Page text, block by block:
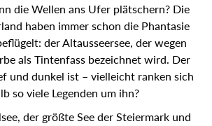
die Wellen ans Ufer plätschern? Die
haben immer schon die Phantasie
der Altausseersee, der wegen
als Tintenfass bezeichnet wird. Der
und dunkel ist – vielleicht ranken sich
so viele Legenden um ihn?
der größte See der Steiermark und